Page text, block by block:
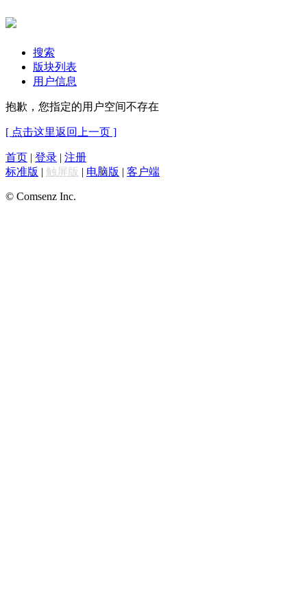
搜索
版块列表
用户信息
抱歉，您指定的用户空间不存在
[ 点击这里返回上一页 ]
首页 | 登录 | 注册
标准版 | 触屏版 | 电脑版 | 客户端
© Comsenz Inc.